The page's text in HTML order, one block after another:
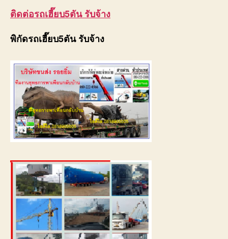
ติดต่อรถเฮี๊ยบ5ตัน รับจ้าง
พิกัดรถเฮี๊ยบ5ตัน รับจ้าง